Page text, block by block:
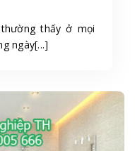
thấy ở mọi
ngày[...]